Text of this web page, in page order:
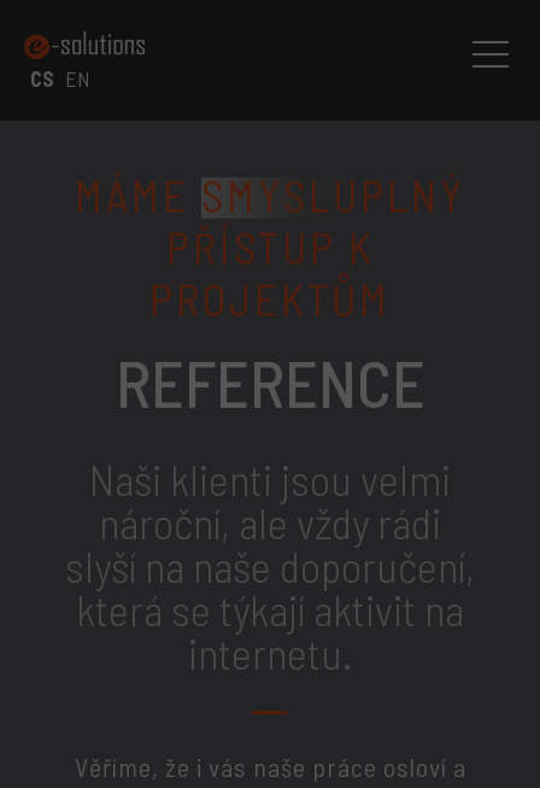
CS EN
MÁME SMYSL UPLNÝ
PŘÍSTUP K
PROJEKTŮM
REFERENCE
Naši klienti jsou velmi
nároční, ale vždy rádi
slyší na naše doporučení,
která se týkají aktivit na
internetu.
Věříme, že i vás naše práce osloví a